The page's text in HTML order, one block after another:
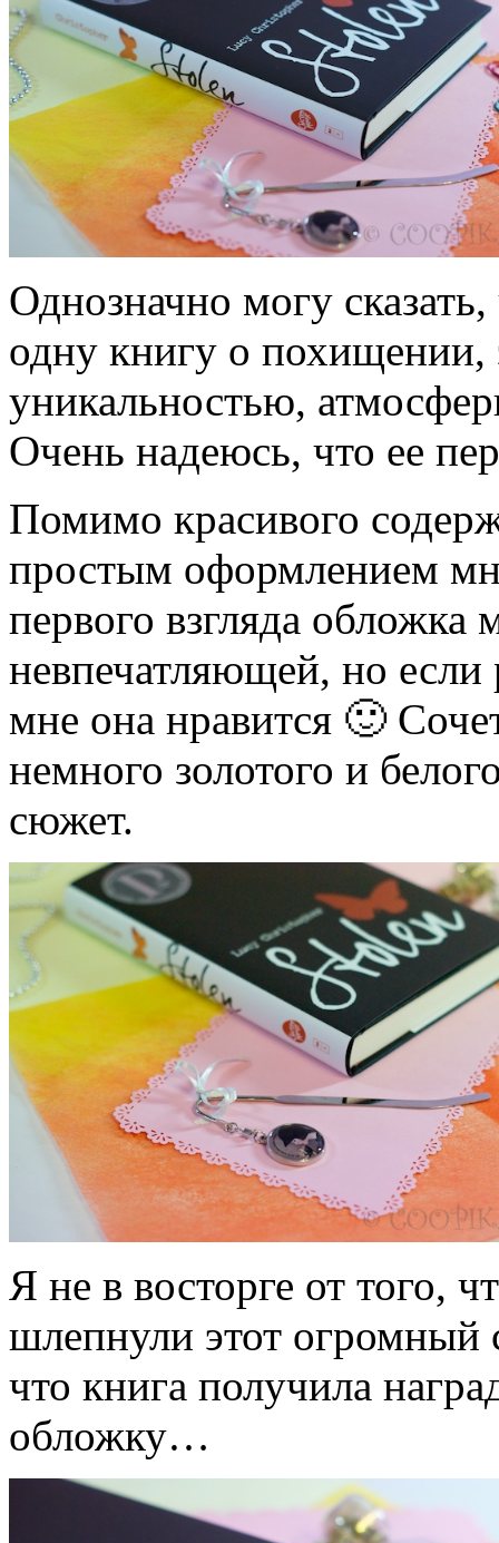
Однозначно могу
одну книгу о похищении,
уникальностью,
Очень надеюсь, что ее
Помимо красивого
простым оформлением
первого взгляда обложка
невпечатляющей, но если
мне она нравится 🙂
немного золотого и
сюжет.
Я не в восторге от того,
шлепнули этот огромный
что книга получила
обложку…